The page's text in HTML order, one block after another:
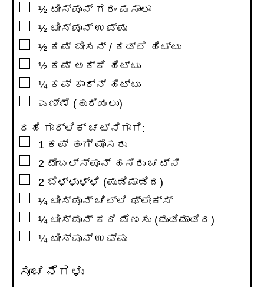
▢½ ಟೀಸ್ಪೂನ್ ಗರಂ ಮಸಾಲಾ
▢½ ಟೀಸ್ಪೂನ್ ಉಪ್ಪು
▢½ ಕಪ್ ಬೇಸನ್ / ಕಡ್ಲೆ ಹಿಟ್ಟು
▢½ ಕಪ್ ಅಕ್ಕಿ ಹಿಟ್ಟು
▢¼ ಕಪ್ ಕಾರ್ನ್ ಹಿಟ್ಟು
▢ಎಣ್ಣೆ (ಹುರಿಯಲು)
ದಹಿ ಗಾರ್ಲಿಕ್ ಚಟ್ನಿಗಾಗಿ:
▢1 ಕಪ್ ಹಂಗ್ ಮೊಸರು
▢2 ಟೇಬಲ್ಸ್ಪೂನ್ ಹಸಿರು ಚಟ್ನಿ
▢2 ಬೆಳ್ಳುಳ್ಳಿ (ಪುಡಿಮಾಡಿದ)
▢¼ ಟೀಸ್ಪೂನ್ ಚಿಲ್ಲಿ ಫ್ಲೇಕ್ಸ್
▢¼ ಟೀಸ್ಪೂನ್ ಕರಿ ಮೆಣಸು (ಪುಡಿಮಾಡಿದ)
▢¼ ಟೀಸ್ಪೂನ್ ಉಪ್ಪು
ಸೂಚನೆಗಳು